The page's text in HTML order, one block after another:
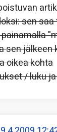
sen
sen jälkeen
oikea kohta
/ luku